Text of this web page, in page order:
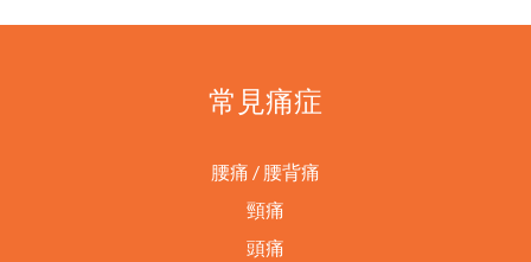
常見痛症
腰痛 / 腰背痛
頸痛
頭痛